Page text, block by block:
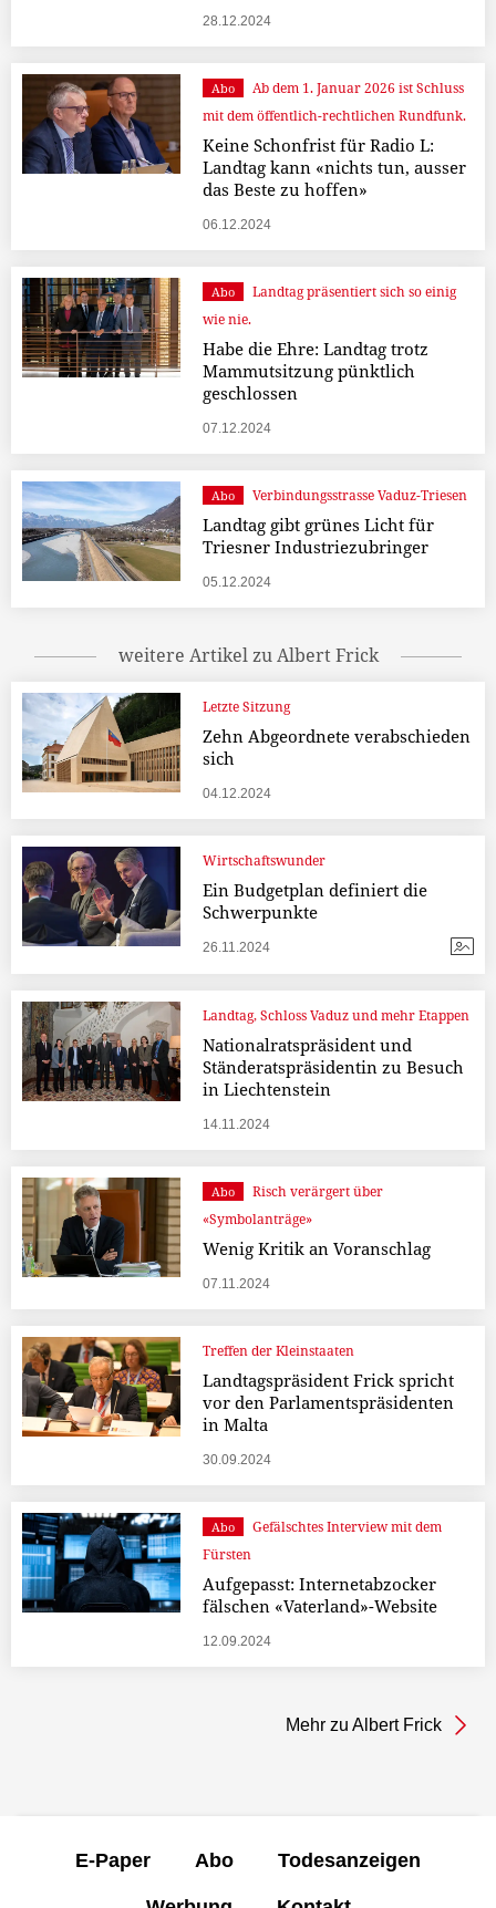
28.12.2024
Abo
Ab dem 1. Januar 2026 ist Schluss
mit dem öffentlich-rechtlichen Rundfunk.
Keine Schonfrist für Radio L:
Landtag kann «nichts tun, ausser
das Beste zu hoffen»
06.12.2024
Abo
Landtag präsentiert sich so einig
wie nie.
Habe die Ehre: Landtag trotz
Mammutsitzung pünktlich
geschlossen
07.12.2024
Abo Verbindungsstrasse Vaduz-Triesen
Landtag gibt grünes Licht für
Triesner Industriezubringer
05.12.2024
weitere Artikel zu Albert Frick
Letzte Sitzung
Zehn Abgeordnete verabschieden
sich
04.12.2024
Wirtschaftswunder
Ein Budgetplan definiert die
Schwerpunkte
26.11.2024
Landtag, Schloss Vaduz und mehr Etappen
Nationalratspräsident und
Ständeratspräsidentin zu Besuch
in Liechtenstein
14.11.2024
Abo
Risch verärgert über
«Symbolanträge»
Wenig Kritik an Voranschlag
07.11.2024
Treffen der Kleinstaaten
Landtagspräsident Frick spricht
vor den Parlamentspräsidenten
in Malta
30.09.2024
Abo
Gefälschtes Interview mit dem
Fürsten
Aufgepasst: Internetabzocker
fälschen «Vaterland»-Website
12.09.2024
Mehr zu Albert Frick
E-Paper Abo Todesanzeigen